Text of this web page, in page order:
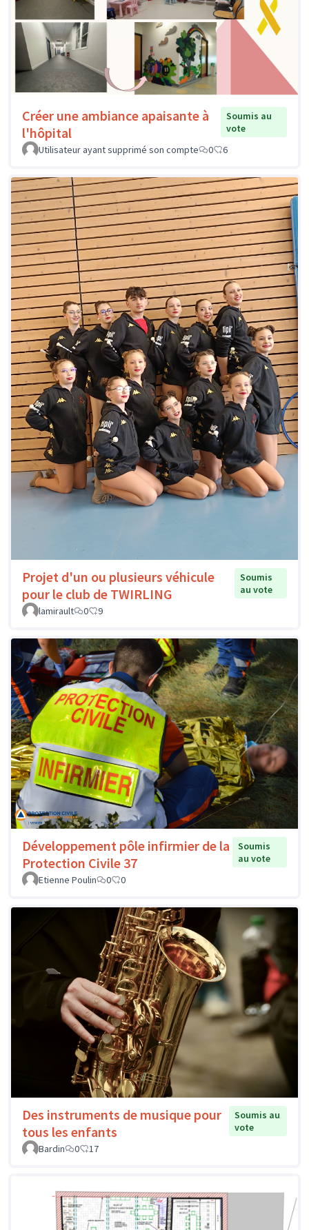
Créer une ambiance apaisante à
l'hôpital
Soumis au
vote
Utilisateur ayant supprimé son compte
0 6
Projet d'un ou plusieurs véhicule
pour le club de TWIRLING
Soumis
au vote
lamirault
0 9
Développement pôle infirmier de la
Protection Civile 37
Soumis
au vote
Etienne Poulin
0 0
Des instruments de musique pour
tous les enfants
Soumis au
vote
Bardin
0 17